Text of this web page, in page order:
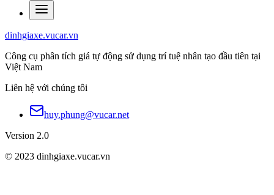
dinhgiaxe.vucar.vn
Công cụ phân tích giá tự động sử dụng trí tuệ nhân tạo đầu tiên tại
Việt Nam
Liên hệ với chúng tôi
huy.phung@vucar.net
Version 2.0
© 2023 dinhgiaxe.vucar.vn